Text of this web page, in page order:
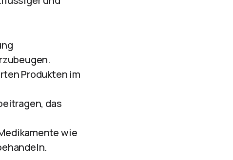
Produkten im
das
wie